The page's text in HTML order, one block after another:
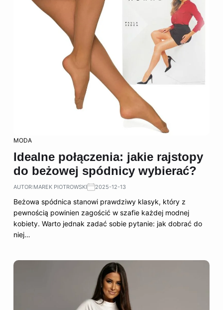
MODA
Idealne połączenia: jakie rajstopy
do beżowej spódnicy wybierać?
AUTOR:MAREK PIOTROWSKI 2025-12-13
Beżowa spódnica stanowi prawdziwy klasyk, który z
pewnością powinien zagościć w szafie każdej modnej
kobiety. Warto jednak zadać sobie pytanie: jak dobrać do
niej…